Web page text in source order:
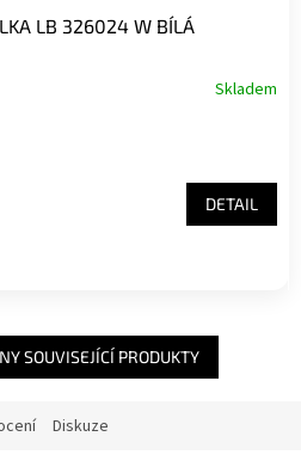
LB 326024 W BÍLÁ
Skladem
DETAIL
SOUVISEJÍCÍ PRODUKTY
Diskuze